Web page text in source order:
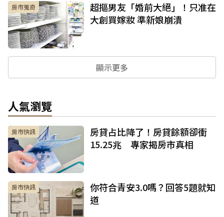
房市蒐奇
超摳男友「婚前大絕」！只准在
大創買嫁妝 準新娘崩潰
顯示更多
人氣瀏覽
房市快訊
房貸占比降了！房貸餘額卻衝
15.25兆 專家揭房市真相
房市快訊
你符合青安3.0嗎？回答5題就知
道